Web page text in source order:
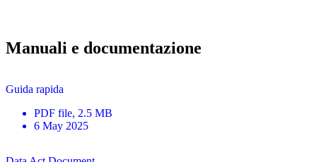
Manuali e documentazione
Guida rapida
PDF file, 2.5 MB
6 May 2025